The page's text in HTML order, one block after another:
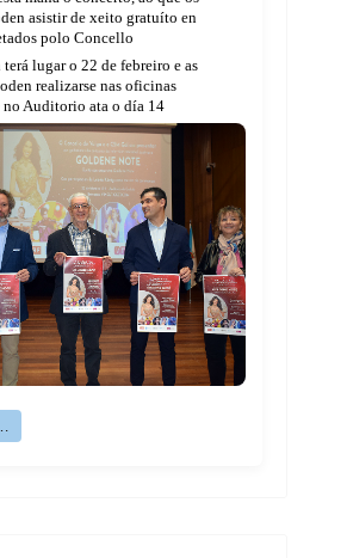
asistir de xeito gratuíto en
polo Concello
lugar o 22 de febreiro e as
realizarse nas oficinas
Auditorio ata o día 14